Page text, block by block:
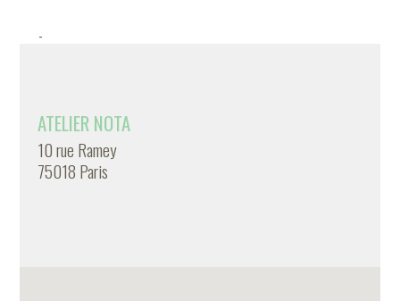
-
ATELIER NOTA
10 rue Ramey
75018 Paris